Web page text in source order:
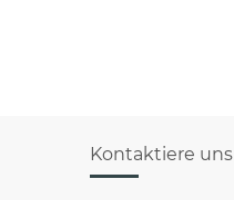
Kontaktiere uns